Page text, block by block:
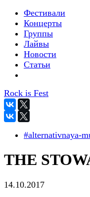
Фестивали
Концерты
Группы
Лайвы
Новости
Статьи
Rock is Fest
#alternativnaya-
THE
14.10.2017